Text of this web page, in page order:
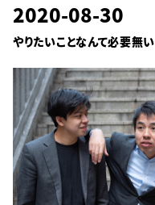
2020-08-30
やりたいことなんて必要無い